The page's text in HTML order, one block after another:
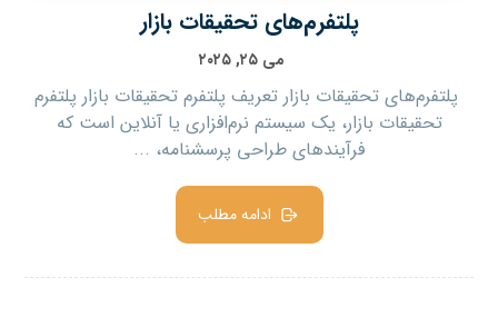
پلتفرم‌های تحقیقات بازار
می ۲۵, ۲۰۲۵
پلتفرم‌های تحقیقات بازار تعریف پلتفرم تحقیقات بازار پلتفرم
تحقیقات بازار، یک سیستم نرم‌افزاری یا آنلاین است که
فرآیندهای طراحی پرسشنامه، ...
ادامه مطلب